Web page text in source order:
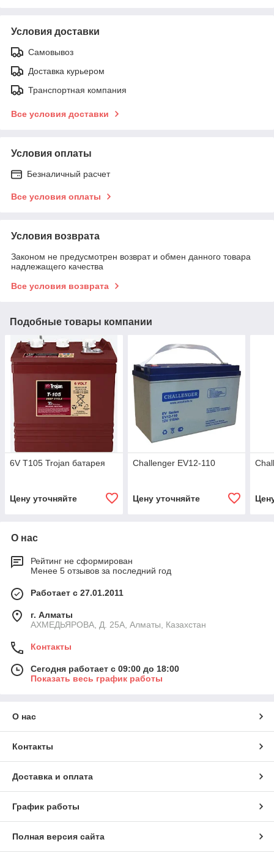
Условия доставки
Самовывоз
Доставка курьером
Транспортная компания
Все условия доставки
Условия оплаты
Безналичный расчет
Все условия оплаты
Условия возврата
Законом не предусмотрен возврат и обмен данного товара
надлежащего качества
Все условия возврата
Подобные товары компании
6V T105 Trojan батарея
Цену уточняйте
Challenger EV12-110
Цену уточняйте
О нас
Рейтинг не сформирован
Менее 5 отзывов за последний год
Работает с 27.01.2011
г. Алматы
АХМЕДЬЯРОВА, Д. 25А, Алматы, Казахстан
Контакты
Сегодня работает с 09:00 до 18:00
Показать весь график работы
О нас
Контакты
Доставка и оплата
График работы
Полная версия сайта